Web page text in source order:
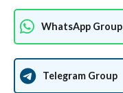
WhatsApp Group
Telegram Group